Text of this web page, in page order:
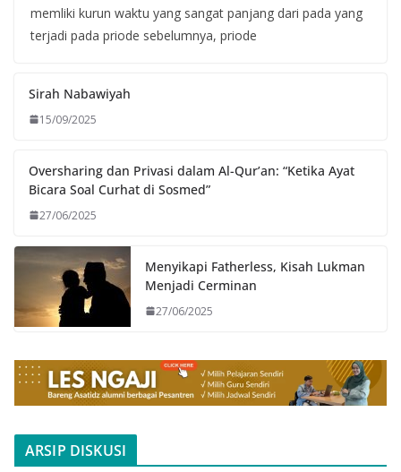
memliki kurun waktu yang sangat panjang dari pada yang
terjadi pada priode sebelumnya, priode
Sirah Nabawiyah
15/09/2025
Oversharing dan Privasi dalam Al-Qur’an: “Ketika Ayat
Bicara Soal Curhat di Sosmed”
27/06/2025
Menyikapi Fatherless, Kisah Lukman
Menjadi Cerminan
27/06/2025
ARSIP DISKUSI